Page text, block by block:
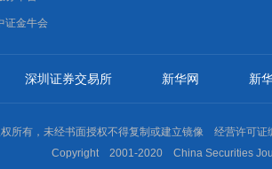
证金牛会
深圳证券交易所 新华网 新
所有，未经书面授权不得复制或建立镜像 经营许可
Copyright 2001-2020 China Securities